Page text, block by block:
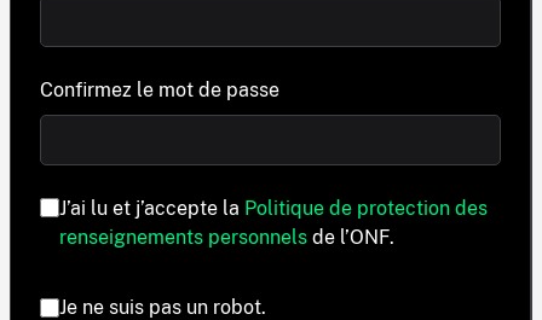
Confirmez le mot de passe
J’ai lu et j’accepte la Politique de protection des
renseignements personnels de l’ONF.
Je ne suis pas un robot.